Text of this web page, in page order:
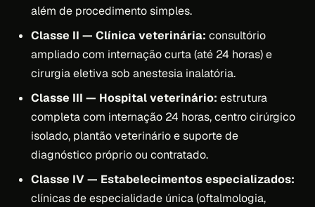
além de procedimento simples.
Classe II — Clínica veterinária: consultório
ampliado com internação curta (até 24 horas) e
cirurgia eletiva sob anestesia inalatória.
Classe III — Hospital veterinário: estrutura
completa com internação 24 horas, centro cirúrgico
isolado, plantão veterinário e suporte de
diagnóstico próprio ou contratado.
Classe IV — Estabelecimentos especializados:
clínicas de especialidade única (oftalmologia,